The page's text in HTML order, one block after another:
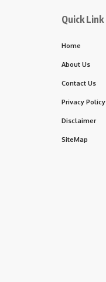
Quick Link
Home
About Us
Contact Us
Privacy Policy
Disclaimer
SiteMap